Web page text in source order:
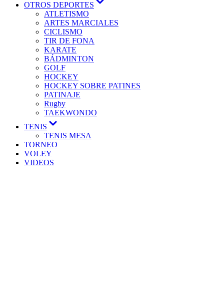
OTROS DEPORTES
ATLETISMO
ARTES MARCIALES
CICLISMO
TIR DE FONA
KARATE
BÁDMINTON
GOLF
HOCKEY
HOCKEY SOBRE PATINES
PATINAJE
Rugby
TAEKWONDO
TENIS
submenú
TENIS MESA
TORNEO
VOLEY
VIDEOS